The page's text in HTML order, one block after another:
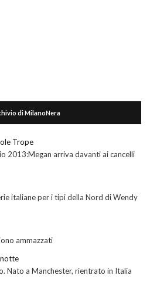
di MilanoNera
Trope
2013:Megan arriva davanti ai cancelli
italiane per i tipi della Nord di Wendy
ammazzati
Nato a Manchester, rientrato in Italia